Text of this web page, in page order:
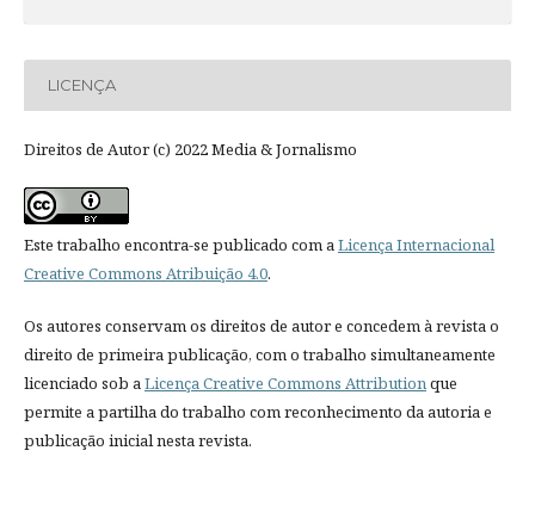
LICENÇA
Direitos de Autor (c) 2022 Media & Jornalismo
Este trabalho encontra-se publicado com aLicença Internacional
Creative Commons Atribuição 4.0.
Os autores conservam os direitos de autor e concedem à revista o
direito de primeira publicação, com o trabalho simultaneamente
licenciado sob aLicença Creative Commons Attributionque
permite a partilha do trabalho com reconhecimento da autoria e
publicação inicial nesta revista.